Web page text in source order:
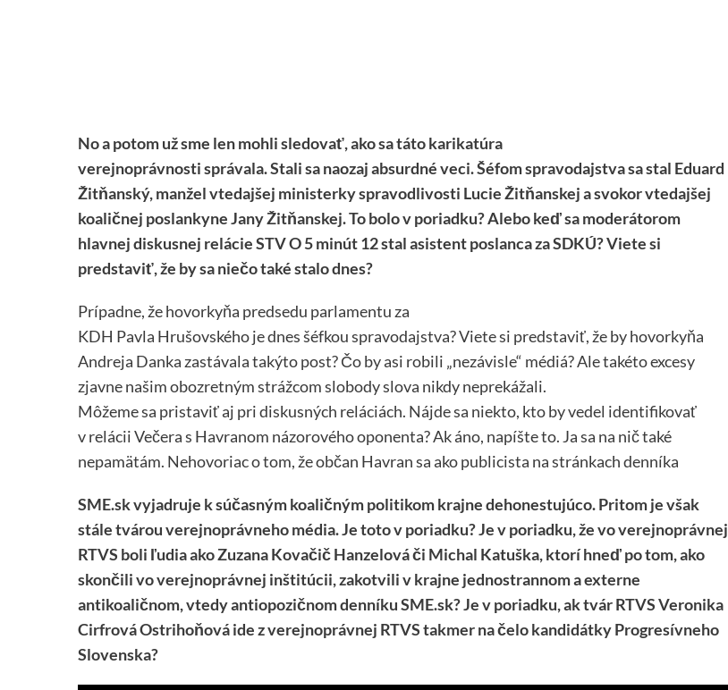
No a potom už sme len mohli sledovať, ako sa táto karikatúra
verejnoprávnosti správala. Stali sa naozaj absurdné veci. Šéfom spravodajstva sa stal Eduard
Žitňanský, manžel vtedajšej ministerky spravodlivosti Lucie Žitňanskej a svokor vtedajšej
koaličnej poslankyne Jany Žitňanskej. To bolo v poriadku? Alebo keď sa moderátorom
hlavnej diskusnej relácie STV O 5 minút 12 stal asistent poslanca za SDKÚ? Viete si
predstaviť, že by sa niečo také stalo dnes?
Prípadne, že hovorkyňa predsedu parlamentu za
KDH Pavla Hrušovského je dnes šéfkou spravodajstva? Viete si predstaviť, že by hovorkyňa
Andreja Danka zastávala takýto post? Čo by asi robili „nezávisle“ médiá? Ale takéto excesy
zjavne našim obozretným strážcom slobody slova nikdy neprekážali.
Môžeme sa pristaviť aj pri diskusných reláciách. Nájde sa niekto, kto by vedel identifikovať
v relácii Večera s Havranom názorového oponenta? Ak áno, napíšte to. Ja sa na nič také
nepamätám. Nehovoriac o tom, že občan Havran sa ako publicista na stránkach denníka
SME.sk vyjadruje k súčasným koaličným politikom krajne dehonestujúco. Pritom je však
stále tvárou verejnoprávneho média. Je toto v poriadku? Je v poriadku, že vo verejnoprávnej
RTVS boli ľudia ako Zuzana Kovačič Hanzelová či Michal Katuška, ktorí hneď po tom, ako
skončili vo verejnoprávnej inštitúcii, zakotvili v krajne jednostrannom a externe
antikoaličnom, vtedy antiopozičnom denníku SME.sk? Je v poriadku, ak tvár RTVS Veronika
Cirfrová Ostrihoňová ide z verejnoprávnej RTVS takmer na čelo kandidátky Progresívneho
Slovenska?